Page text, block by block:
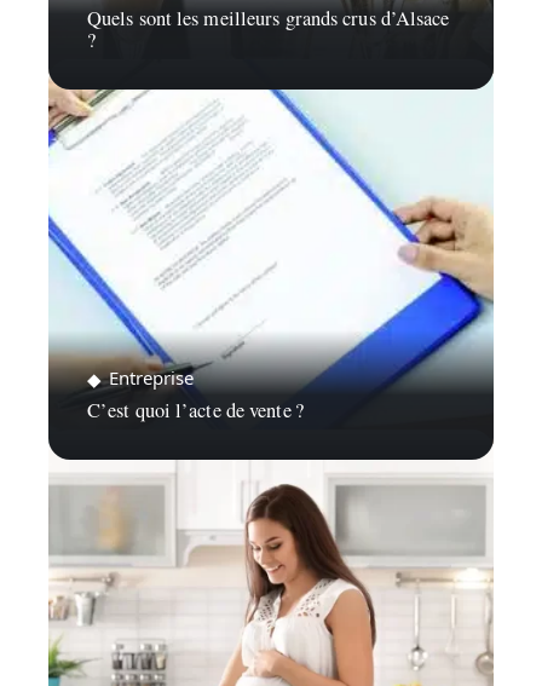
Quels sont les meilleurs grands crus d’Alsace
?
Entreprise
C’est quoi l’acte de vente ?